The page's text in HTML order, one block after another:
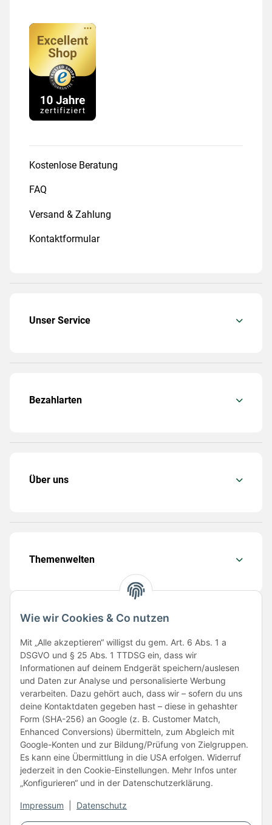
Wie wir Cookies & Co nutzen
Mit „Alle akzeptieren“ willigst du gem. Art. 6 Abs. 1 a
DSGVO und § 25 Abs. 1 TTDSG ein, dass wir
Informationen auf deinem Endgerät speichern/auslesen
und Daten zur Analyse und personalisierte Werbung
verarbeiten. Dazu gehört auch, dass wir – sofern du uns
deine Kontaktdaten gegeben hast – diese in gehashter
Form (SHA-256) an Google (z. B. Customer Match,
Enhanced Conversions) übermitteln, zum Abgleich mit
Google-Konten und zur Bildung/Prüfung von Zielgruppen.
Es kann eine Übermittlung in die USA erfolgen. Widerruf
jederzeit in den Cookie-Einstellungen. Mehr Infos unter
„Konfigurieren“ und in der Datenschutzerklärung.
Impressum Datenschutz
Kostenlose Beratung
FAQ
Versand & Zahlung
Kontaktformular
Unser Service
Bezahlarten
Über uns
Themenwelten
Folge uns
Unsere Partner
Vertrag widerrufen